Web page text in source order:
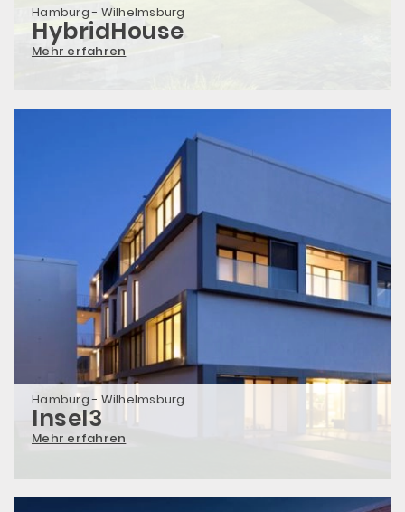
Hamburg - Wilhelmsburg
HybridHouse
Mehr erfahren
Hamburg - Wilhelmsburg
Insel3
Mehr erfahren